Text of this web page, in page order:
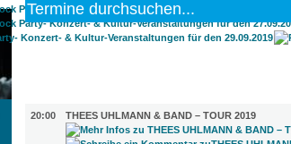
20:00
THEES UHLMANN & BAND – TOUR 2019